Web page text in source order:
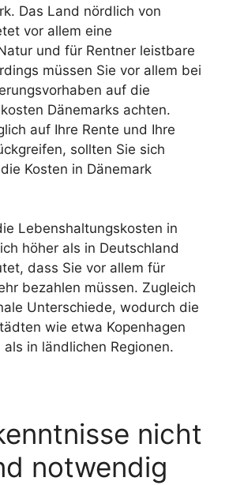
Das Land nördlich von
vor allem eine
und für Rentner leistbare
müssen Sie vor allem bei
auf die
Dänemarks achten.
auf Ihre Rente und Ihre
sollten Sie sich
Kosten in Dänemark
Lebenshaltungskosten in
höher als in Deutschland
dass Sie vor allem für
bezahlen müssen. Zugleich
Unterschiede, wodurch die
wie etwa Kopenhagen
in ländlichen Regionen.
nicht
notwendig